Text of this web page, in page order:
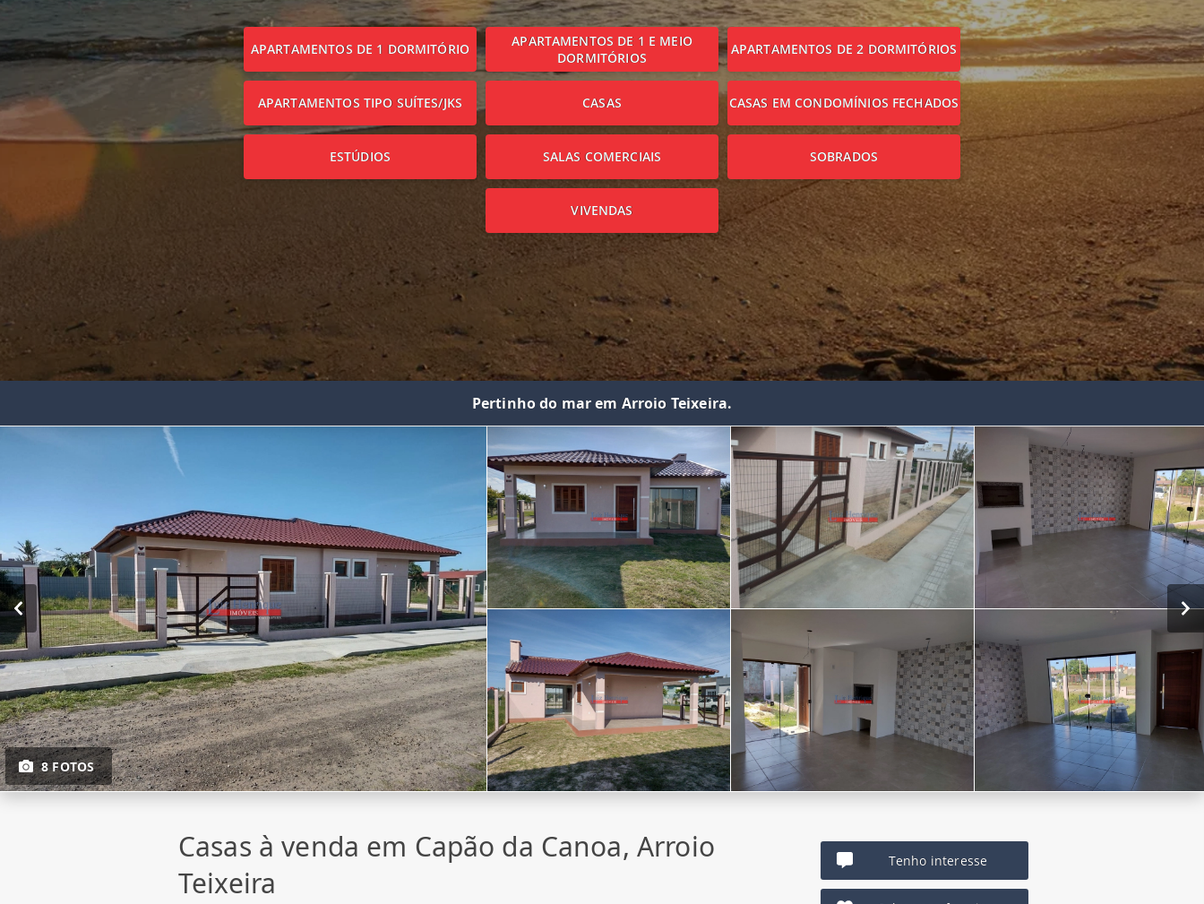
APARTAMENTOS DE 1 DORMITÓRIO
APARTAMENTOS DE 1 E MEIO
DORMITÓRIOS
APARTAMENTOS DE 2 DORMITÓRIOS
APARTAMENTOS TIPO SUÍTES/JKS CASAS CASAS EM CONDOMÍNIOS FECHADOS
ESTÚDIOS SALAS COMERCIAIS SOBRADOS
VIVENDAS
Pertinho do mar em Arroio Teixeira.
8 FOTOS
Casas à venda em Capão da Canoa, Arroio
Teixeira
Tenho interesse